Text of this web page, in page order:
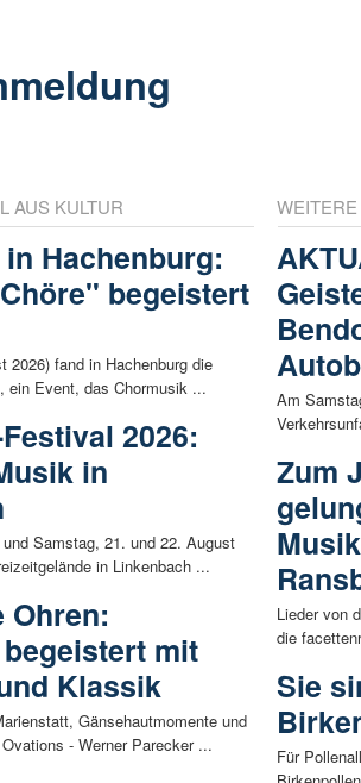
AUS KULTUR
Hachenburg:
begeistert
2026) fand in Hachenburg die
ein Event, das Chormusik ...
2026:
in
Samstag, 21. und 22. August
in Linkenbach ...
Ohren:
mit
Klassik
Gänsehautmomente und
- Werner Parecker ...
Am
Zum
Lieder von
die
Sie
Für